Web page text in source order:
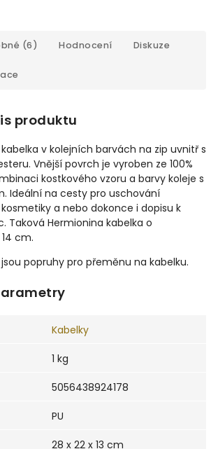
(6) Hodnocení Diskuze
produktu
v kolejních barvách na zip uvnitř s
Vnější povrch je vyroben ze 100%
kostkového vzoru a barvy koleje s
Ideální na cesty pro uschování
a nebo dokonce i dopisu k
Taková Hermionina kabelka o
cm.
popruhy pro přeměnu na kabelku.
Kabelky
1 kg
5056438924178
PU
28 x 22 x 13 cm